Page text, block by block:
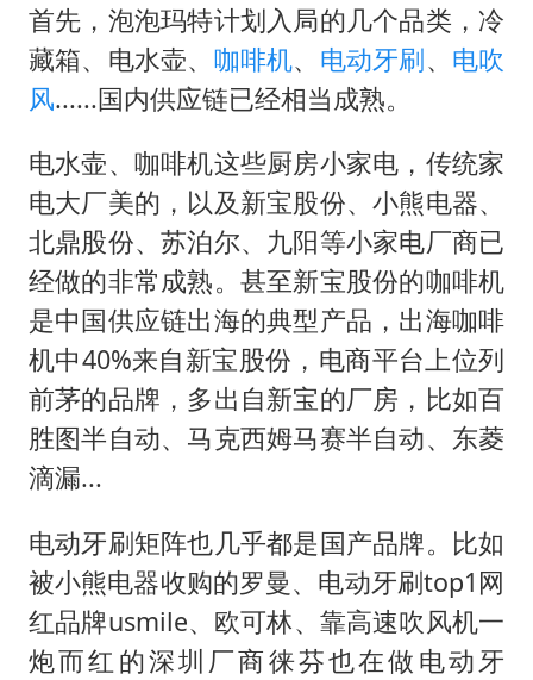
首先，泡泡玛特计划入局的几个品类，冷
藏箱、电水壶、 咖啡机、 电动牙刷、 电吹
风......国内供应链已经相当成熟。
电水壶、咖啡机这些厨房小家电，传统家
电大厂美的，以及新宝股份、小熊电器、
北鼎股份、苏泊尔、九阳等小家电厂商已
经做的非常成熟。甚至新宝股份的咖啡机
是中国供应链出海的典型产品，出海咖啡
机中40%来自新宝股份，电商平台上位列
前茅的品牌，多出自新宝的厂房，比如百
胜图半自动、马克西姆马赛半自动、东菱
滴漏...
电动牙刷矩阵也几乎都是国产品牌。比如
被小熊电器收购的罗曼、电动牙刷top1网
红品牌usmile、欧可林、靠高速吹风机一
炮而红的深圳厂商徕芬也在做电动牙